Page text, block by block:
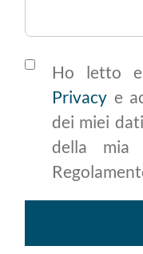
Ho letto
Privacye
dei miei
della mia